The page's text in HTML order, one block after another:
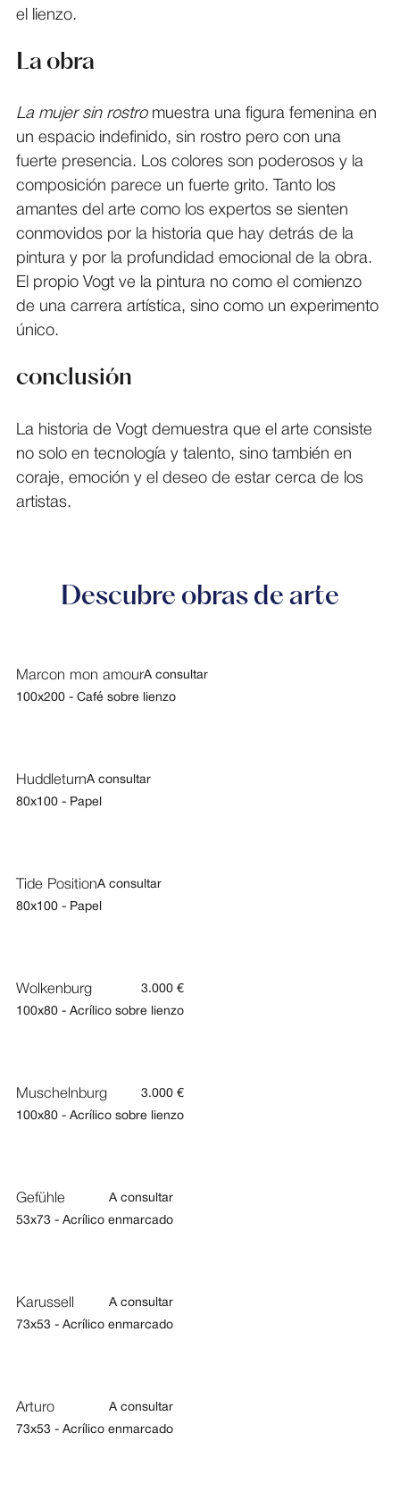
el lienzo.
La obra
La mujer sin rostromuestra una figura femenina en
un espacio indefinido, sin rostro pero con una
fuerte presencia. Los colores son poderosos y la
composición parece un fuerte grito. Tanto los
amantes del arte como los expertos se sienten
conmovidos por la historia que hay detrás de la
pintura y por la profundidad emocional de la obra.
El propio Vogt ve la pintura no como el comienzo
de una carrera artística, sino como un experimento
único.
conclusión
La historia de Vogt demuestra que el arte consiste
no solo en tecnología y talento, sino también en
coraje, emoción y el deseo de estar cerca de los
artistas.
Descubre obras de arte
Marcon mon amourA consultar
100x200 - Café sobre lienzo
HuddleturnA consultar
80x100 - Papel
Tide PositionA consultar
80x100 - Papel
Wolkenburg
3.000 €
100x80 - Acrílico sobre lienzo
Muschelnburg
3.000 €
100x80 - Acrílico sobre lienzo
Gefühle
A consultar
53x73 - Acrílico enmarcado
Karussell
A consultar
73x53 - Acrílico enmarcado
Arturo
A consultar
73x53 - Acrílico enmarcado